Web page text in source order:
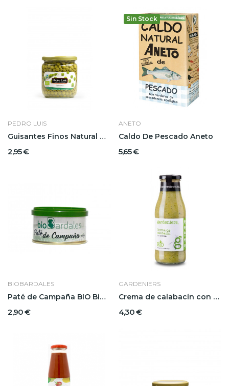
PEDRO LUIS
Guisantes Finos Natural Pedro Luis
2,95 €
Sin Stock
ANETO
Caldo De Pescado Aneto
5,65 €
BIOBARDALES
Paté de Campaña BIO Biobardales
2,90 €
GARDENIERS
Crema de calabacín con quinoa Gardeniers
4,30 €